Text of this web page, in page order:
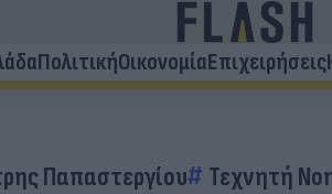
ΠολιτικήΟικονομίαΕπιχειρήσεις
Παπαστεργίου Τεχνητή